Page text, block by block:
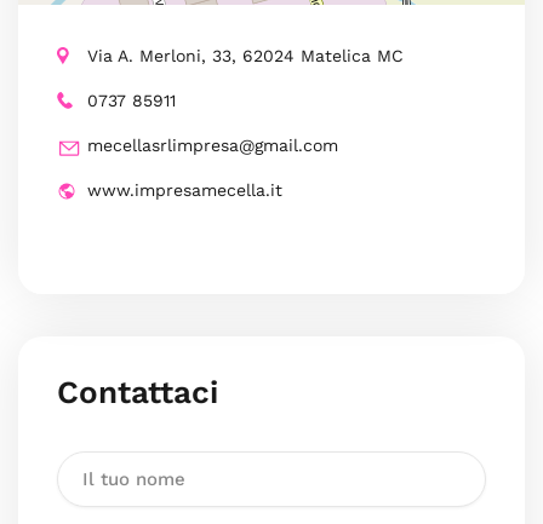
Via A. Merloni, 33, 62024 Matelica MC
0737 85911
mecellasrlimpresa@gmail.com
www.impresamecella.it
Contattaci